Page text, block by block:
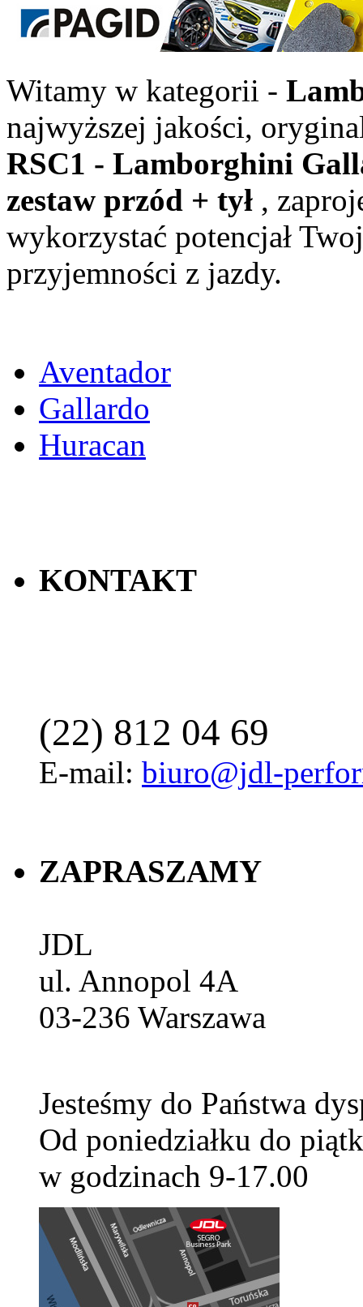
Witamy w kategorii -
najwyższej jakości,
RSC1 - Lamborghini
zestaw przód + tył ,
wykorzystać potencjał
przyjemności z jazdy.
Aventador
Gallardo
Huracan
KONTAKT
(22) 812 04 69
E-mail: biuro@jdl-
ZAPRASZAMY
JDL
ul. Annopol 4A
03-236 Warszawa
Jesteśmy do Państwa
Od poniedziałku do
w godzinach 9-17.00